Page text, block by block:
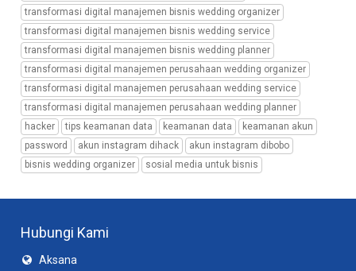
transformasi digital manajemen bisnis wedding organizer
transformasi digital manajemen bisnis wedding service
transformasi digital manajemen bisnis wedding planner
transformasi digital manajemen perusahaan wedding organizer
transformasi digital manajemen perusahaan wedding service
transformasi digital manajemen perusahaan wedding planner
hacker
tips keamanan data keamanan data
keamanan akun
password
akun instagram dihack
akun instagram dibobo
bisnis wedding organizer
sosial media untuk bisnis
Hubungi Kami
Aksana